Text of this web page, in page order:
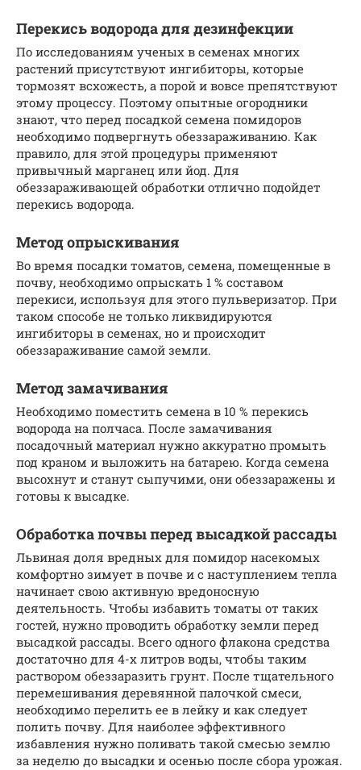
Перекись водорода для дезинфекции
По исследованиям ученых в семенах многих
растений присутствуют ингибиторы, которые
тормозят всхожесть, а порой и вовсе препятствуют
этому процессу. Поэтому опытные огородники
знают, что перед посадкой семена помидоров
необходимо подвергнуть обеззараживанию. Как
правило, для этой процедуры применяют
привычный марганец или йод. Для
обеззараживающей обработки отлично подойдет
перекись водорода.
Метод опрыскивания
Во время посадки томатов, семена, помещенные в
почву, необходимо опрыскать 1 % составом
перекиси, используя для этого пульверизатор. При
таком способе не только ликвидируются
ингибиторы в семенах, но и происходит
обеззараживание самой земли.
Метод замачивания
Необходимо поместить семена в 10 % перекись
водорода на полчаса. После замачивания
посадочный материал нужно аккуратно промыть
под краном и выложить на батарею. Когда семена
высохнут и станут сыпучими, они обеззаражены и
готовы к высадке.
Обработка почвы перед высадкой рассады
Львиная доля вредных для помидор насекомых
комфортно зимует в почве и с наступлением тепла
начинает свою активную вредоносную
деятельность. Чтобы избавить томаты от таких
гостей, нужно проводить обработку земли перед
высадкой рассады. Всего одного флакона средства
достаточно для 4-х литров воды, чтобы таким
раствором обеззаразить грунт. После тщательного
перемешивания деревянной палочкой смеси,
необходимо перелить ее в лейку и как следует
полить почву. Для наиболее эффективного
избавления нужно поливать такой смесью землю
за неделю до высадки и осенью после сбора урожая.